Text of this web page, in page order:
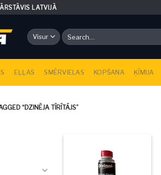
LATVIJĀ
Search
for:
EĻĻAS SMĒRVIELAS KOPŠANA ĶĪMIJA
“DZINĒJA TĪRĪTĀJS”